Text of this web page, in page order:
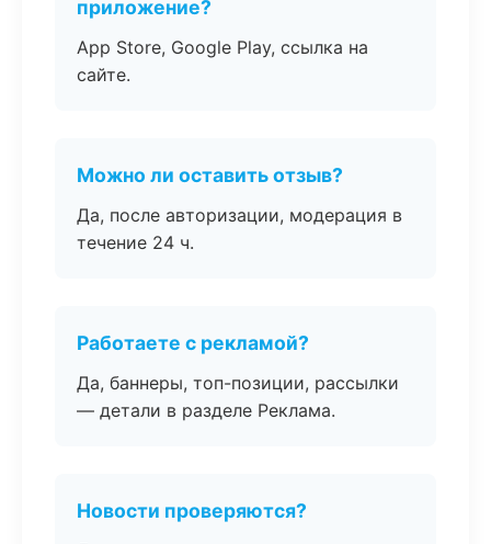
приложение?
App Store, Google Play, ссылка на
сайте.
Можно ли оставить отзыв?
Да, после авторизации, модерация в
течение 24 ч.
Работаете с рекламой?
Да, баннеры, топ-позиции, рассылки
— детали в разделе Реклама.
Новости проверяются?